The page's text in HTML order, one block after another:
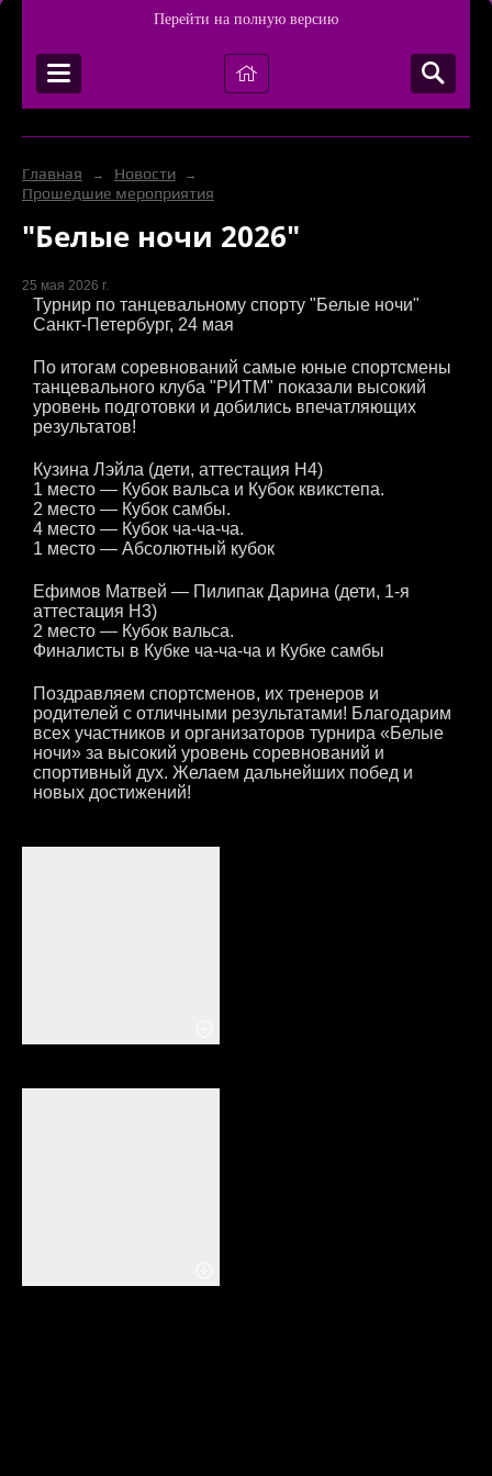
Перейти на полную версию
Главная → Новости →
Прошедшие мероприятия
"Белые ночи 2026"
25 мая 2026 г.
Турнир по танцевальному спорту "Белые ночи"
Санкт-Петербург, 24 мая
По итогам соревнований самые юные спортсмены
танцевального клуба "РИТМ" показали высокий
уровень подготовки и добились впечатляющих
результатов!
Кузина Лэйла (дети, аттестация Н4)
1 место — Кубок вальса и Кубок квикстепа.
2 место — Кубок самбы.
4 место — Кубок ча-ча-ча.
1 место — Абсолютный кубок
Ефимов Матвей — Пилипак Дарина (дети, 1-я
аттестация Н3)
2 место — Кубок вальса.
Финалисты в Кубке ча-ча-ча и Кубке самбы
Поздравляем спортсменов, их тренеров и
родителей с отличными результатами! Благодарим
всех участников и организаторов турнира «Белые
ночи» за высокий уровень соревнований и
спортивный дух. Желаем дальнейших побед и
новых достижений!